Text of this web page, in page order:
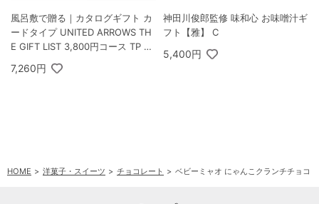
風呂敷で贈る｜カタログギフト カ
ードタイプ UNITED ARROWS TH
E GIFT LIST 3,800円コース TP ＋
ルドリップ コーヒーギフトB
7,260円
神田川俊郎監修 味和心 お味噌汁ギ
フト【雅】 C
5,400円
HOME 洋菓子・スイーツ チョコレート ベビーミャオ にゃんこクランチチョコ